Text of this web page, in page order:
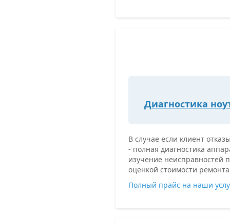
Диагностика
В случае если клиент
- полная диагностика
изучение неисправностей
оценкой стоимости
Полный прайс на наши